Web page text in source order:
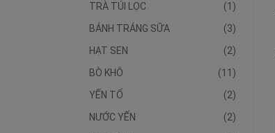
(1)
TRÀ TÚI LỌC
(3)
BÁNH TRÁNG SỮA
(2)
HẠT SEN
(11)
BÒ KHÔ
(2)
YẾN TỔ
(2)
NƯỚC YẾN